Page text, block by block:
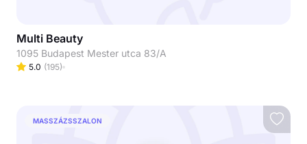
Multi Beauty
1095 Budapest Mester utca 83/A
5.0 (195)
MASSZÁZSSZALON